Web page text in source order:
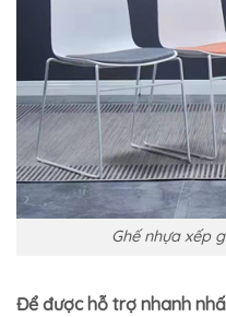
Ghế nhựa xếp
Để được hỗ trợ nhanh